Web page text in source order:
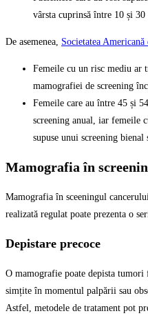
vârsta cuprinsă între 10 și 30
De asemenea, Societatea Americană
Femeile cu un risc mediu ar
mamografiei de screening
Femeile care au între 45 și
screening anual, iar femeile
supuse unui screening bienal
Mamografia în
Mamografia în sceeningul
realizată regulat poate prezenta o
Depistare precoce
O mamografie poate depista tumori
simțite în momentul palpării sau
Astfel, metodele de tratament pot